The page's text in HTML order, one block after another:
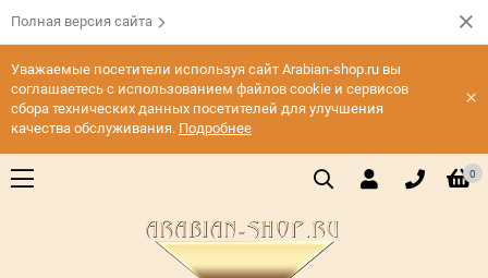
Полная версия сайта
Уважаемые посетители используя сайт Arabian-shop.ru вы
соглашаетесь с использованием файлов cookie и сервисов
сбора технических данных посетителей для улучшения
качества обслуживания. Подробнее
×
0